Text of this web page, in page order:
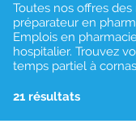
Toutes nos offres
préparateur en
Emplois en
hospitalier. Trouvez
temps partiel à
21 résultats